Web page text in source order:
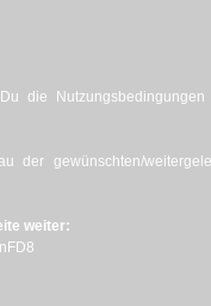
die
der gewünschten/
weiter: